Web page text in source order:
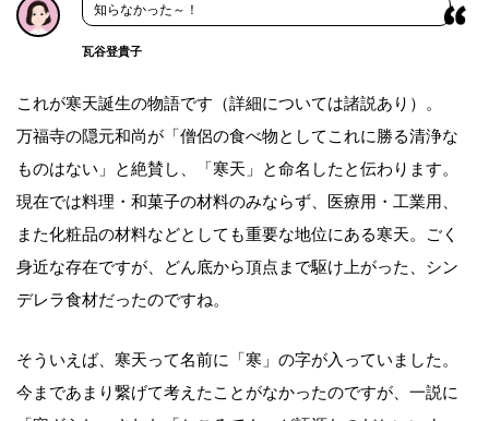
知らなかった～！
瓦谷登貴子
これが寒天誕生の物語です（詳細については諸説あり）。
万福寺の隠元和尚が「僧侶の食べ物としてこれに勝る清浄な
ものはない」と絶賛し、「寒天」と命名したと伝わります。
現在では料理・和菓子の材料のみならず、医療用・工業用、
また化粧品の材料などとしても重要な地位にある寒天。ごく
身近な存在ですが、どん底から頂点まで駆け上がった、シン
デレラ食材だったのですね。
そういえば、寒天って名前に「寒」の字が入っていました。
今まであまり繋げて考えたことがなかったのですが、一説に